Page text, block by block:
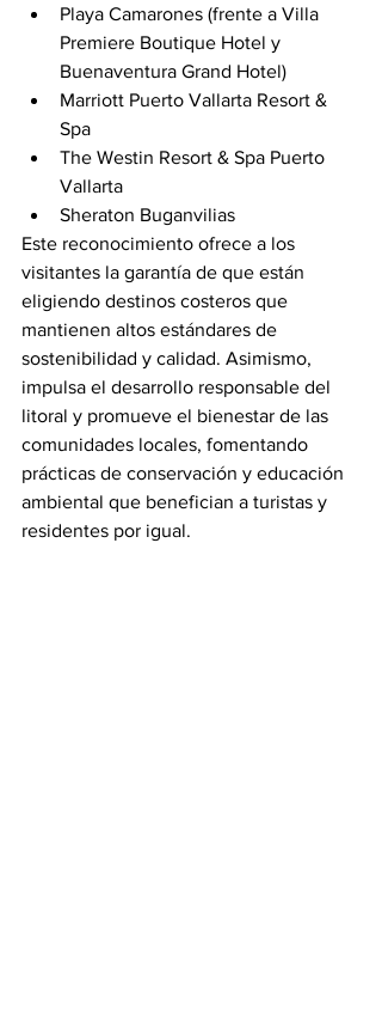
Playa Camarones (frente a Villa
Premiere Boutique Hotel y
Buenaventura Grand Hotel)
Marriott Puerto Vallarta Resort &
Spa
The Westin Resort & Spa Puerto
Vallarta
Sheraton Buganvilias
Este reconocimiento ofrece a los
visitantes la garantía de que están
eligiendo destinos costeros que
mantienen altos estándares de
sostenibilidad y calidad. Asimismo,
impulsa el desarrollo responsable del
litoral y promueve el bienestar de las
comunidades locales, fomentando
prácticas de conservación y educación
ambiental que benefician a turistas y
residentes por igual.